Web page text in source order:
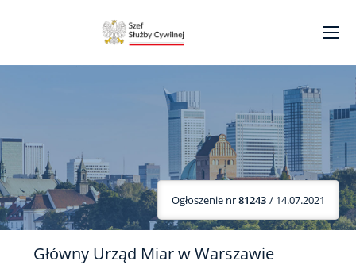
Ogłoszenie nr81243 / 14.07.2021
Główny Urząd Miar w Warszawie